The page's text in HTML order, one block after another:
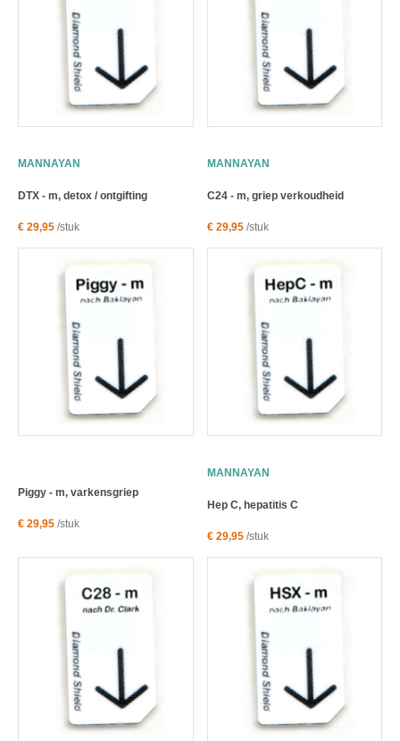
MANNAYAN
DTX - m, detox / ontgifting
€ 29,95 /stuk
MANNAYAN
C24 - m, griep verkoudheid
€ 29,95/stuk
Piggy - m, varkensgriep
€ 29,95 /stuk
MANNAYAN
Hep C, hepatitis C
€ 29,95/stuk